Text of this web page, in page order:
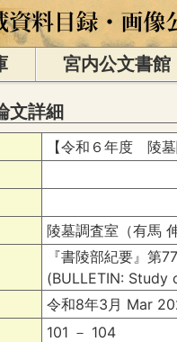
宮内公文書館
文詳細
【令和６年度 陵
陵墓調査室（有馬 伸
『書陵部紀要』第
(BULLETIN:
令和8年3月 Mar
101 － 104